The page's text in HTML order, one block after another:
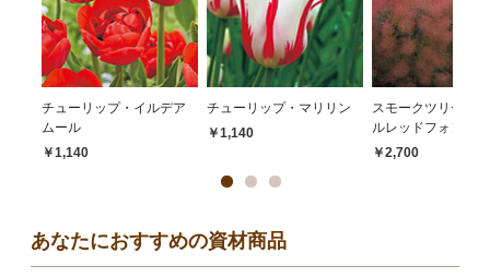
チューリップ・イルデア
ムール
￥1,140
チューリップ・マリリン
￥1,140
スモークツリー・
ルレッドフォンテン
￥2,700
あなたにおすすめの資材商品